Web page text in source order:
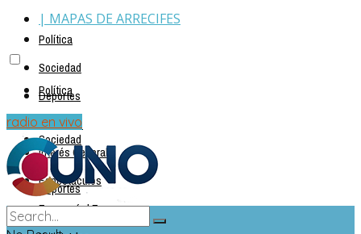
| MAPAS DE ARRECIFES
Política
Sociedad
Deportes
Policiales
Interés General
Espectáculos
Economía | Empresas
Política
Sociedad
Deportes
radio en vivo